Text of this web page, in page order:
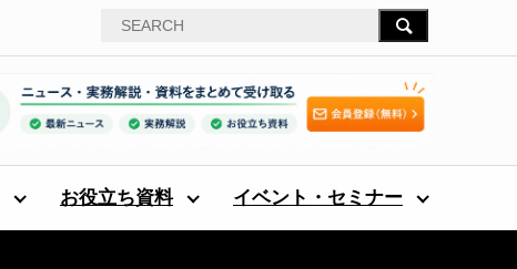
お役立ち資料 イベント・セミナー